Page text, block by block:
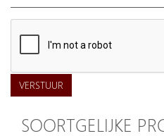
VERSTUUR
SOORTGELIJKE